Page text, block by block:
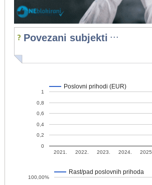
Povezani subjekti ...
Poslovni prihodi (EUR)
2021. 2022. 2023. 2024. 2025.
0
0,2
0,4
0,6
0,8
1
Rast/pad poslovnih prihoda
100,00%